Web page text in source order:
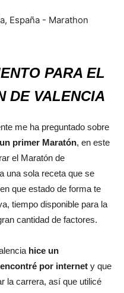
PARA EL
DE VALENCIA
me ha preguntado sobre
primer Maratón, en este
el Maratón de
una sola receta que se
que estado de forma te
tiempo disponible para la
cantidad de factores.
hice un
por internet y que
la carrera, así que utilicé